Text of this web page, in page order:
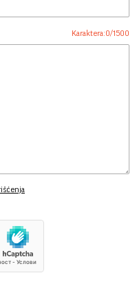
Karaktera:0/1500